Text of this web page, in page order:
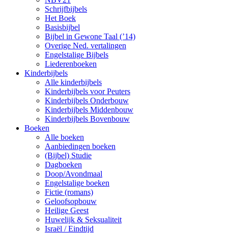
Schrijfbijbels
Het Boek
Basisbijbel
Bijbel in Gewone Taal (’14)
Overige Ned. vertalingen
Engelstalige Bijbels
Liederenboeken
Kinderbijbels
Alle kinderbijbels
Kinderbijbels voor Peuters
Kinderbijbels Onderbouw
Kinderbijbels Middenbouw
Kinderbijbels Bovenbouw
Boeken
Alle boeken
Aanbiedingen boeken
(Bijbel) Studie
Dagboeken
Doop/Avondmaal
Engelstalige boeken
Fictie (romans)
Geloofsopbouw
Heilige Geest
Huwelijk & Seksualiteit
Israël / Eindtijd